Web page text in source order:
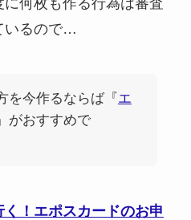
いるので…
を今作るならば『エ
がおすすめで
！エポスカードのお申